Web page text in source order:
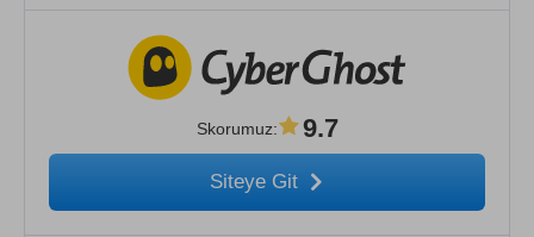
Skorumuz: 9.7
Siteye Git